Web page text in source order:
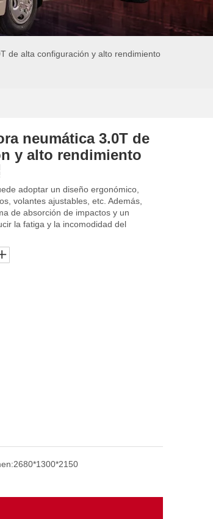
de alta configuración y alto rendimiento
neumática 3.0T de
y alto rendimiento
adoptar un diseño ergonómico,
volantes ajustables, etc. Además,
de absorción de impactos y un
la fatiga y la incomodidad del
2680*1300*2150